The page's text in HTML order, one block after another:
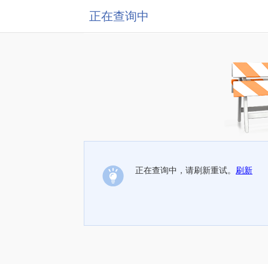
正在查询中
正在查询中，请刷新重试。 刷新